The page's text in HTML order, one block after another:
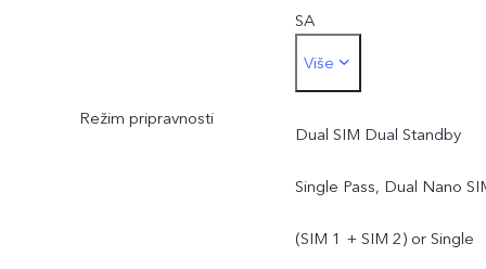
SA
*Stvarna funkcionalnost
mreže zavisi od
dostupnosti mreže
operatera, podrške
Više
Režim pripravnosti
Dual SIM Dual Standby
Single Pass, Dual Nano
(SIM 1 + SIM 2) or Single